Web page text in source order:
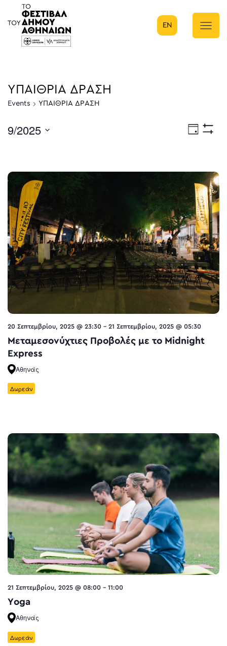
Κύρια πλοήγηση
EN
ΥΠΑΙΘΡΙΑ ΔΡΑΣΗ
Events ΥΠΑΙΘΡΙΑ ΔΡΑΣΗ
Ημέρα
9/2025
20 Σεπτεμβρίου, 2025 @ 23:30 - 21 Σεπτεμβρίου, 2025 @ 05:30
Μεταμεσονύχτιες Προβολές με το Midnight
Express
Αθηνάς
Δωρεάν
21 Σεπτεμβρίου, 2025 @ 08:00 - 11:00
Yoga
Αθηνάς
Δωρεάν